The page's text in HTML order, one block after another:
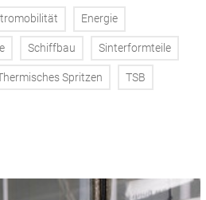
Energie
Schiffbau Sinterformteile
Spritzen TSB